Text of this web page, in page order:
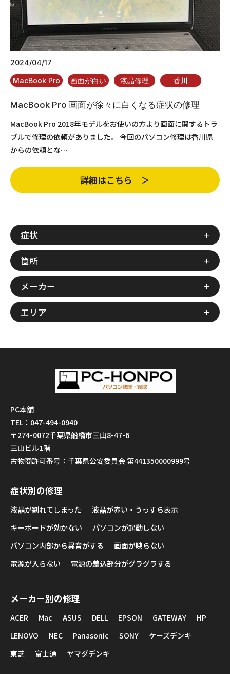
2024/04/17
MacBook Pro 画面が白い 液晶修理 香川
MacBook Pro 画面が徐々に白くなる症状の修理
MacBook Pro 2018年モデルをお使いの方より画面に関するトラ
ブルで修理の依頼がありました。 今回のパソコン修理は香川県
からの依頼とな…
詳細はこちら ＞
症状
箇所
メーカー
エリア
PC本舗
TEL：047-494-0940
〒274-0072千葉県船橋市三山8-47-6
三山ビル1階
古物商許可番号：千葉県公安委員会 第441350000999号
症状別の修理
液晶が割れてしまった
液晶が赤い・うっすら表示
キーボードが効かない
パソコンが起動しない
パソコン内部から異音がする
画面が映らない
電源が入らない
電源の差込部分がグラグラする
メーカー別の修理
ACER Mac ASUS DELL EPSON GATEWAY
HP
LENOVO
NEC Panasonic SONY
ケーズデンキ
東芝
富士通 ヤマダデンキ